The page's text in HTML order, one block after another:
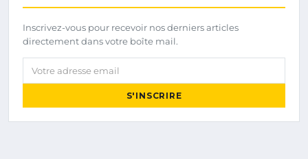
Inscrivez-vous pour recevoir nos derniers articles
directement dans votre boîte mail.
Votre adresse email
S'INSCRIRE